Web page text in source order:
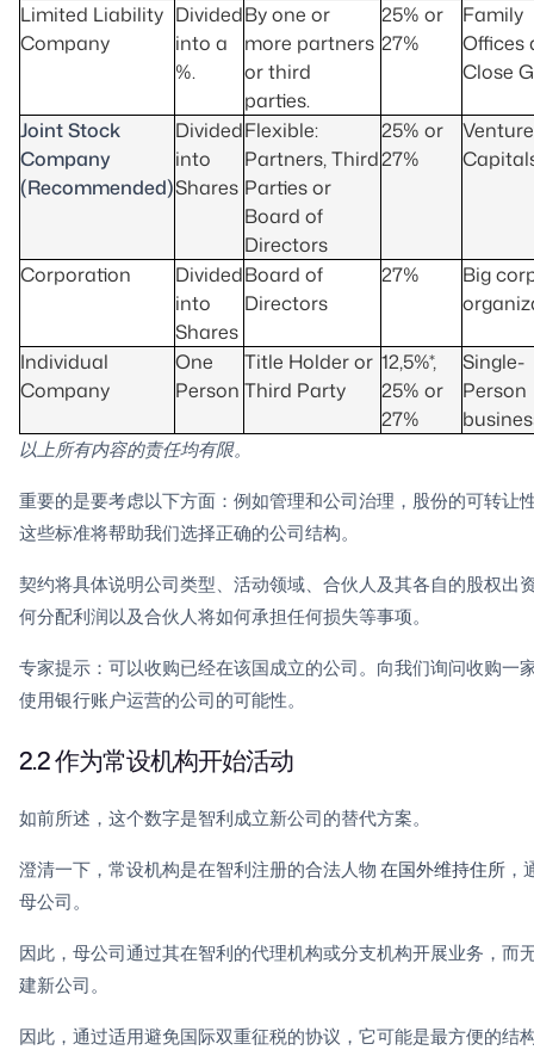
Limited Liability
Company
Divided
into a
%.
By one or
more partners
or third
parties.
25% or
27%
Family
Offices
Close
Joint Stock
Company
(Recommended)
Divided
into
Shares
Flexible:
Partners, Third
Parties or
Board of
Directors
25% or
27%
Venture
Corporation
Divided
into
Shares
Board of
Directors
27%
Big
Individual
Company
One
Person
Title Holder or
Third Party
12,5%*,
25% or
27%
Single-
Person
以上所有内容的责任均有限。
重要的是要考虑以下方面：例如管理和公司治理，股份的可转让
这些标准将帮助我们选择正确的公司结构。
契约将具体说明公司类型、活动领域、合伙人及其各自的股权出
何分配利润以及合伙人将如何承担任何损失等事项。
专家提示：可以收购已经在该国成立的公司。向我们询问收购一
使用银行账户运营的公司的可能性。
2.2 作为常设机构开始活动
如前所述，这个数字是智利成立新公司的替代方案。
澄清一下，常设机构是在智利注册的合法人物 在国外维持住所 ，
母公司。
因此，母公司通过其在智利的代理机构或分支机构开展业务，而
建新公司。
因此，通过适用避免国际双重征税的协议，它可能是最方便的结